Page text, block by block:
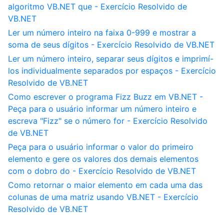
algoritmo VB.NET que - Exercício Resolvido de
VB.NET
Ler um número inteiro na faixa 0-999 e mostrar a
soma de seus dígitos - Exercício Resolvido de VB.NET
Ler um número inteiro, separar seus dígitos e imprimí-
los individualmente separados por espaços - Exercício
Resolvido de VB.NET
Como escrever o programa Fizz Buzz em VB.NET -
Peça para o usuário informar um número inteiro e
escreva "Fizz" se o número for - Exercício Resolvido
de VB.NET
Peça para o usuário informar o valor do primeiro
elemento e gere os valores dos demais elementos
com o dobro do - Exercício Resolvido de VB.NET
Como retornar o maior elemento em cada uma das
colunas de uma matriz usando VB.NET - Exercício
Resolvido de VB.NET